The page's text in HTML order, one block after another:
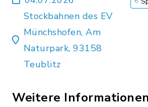
Stockbahnen des EV
Münchshofen, Am
Naturpark, 93158
Teublitz
Weitere